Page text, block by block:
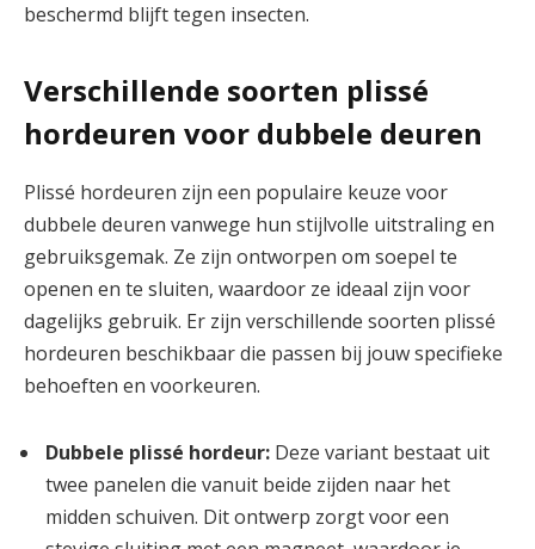
beschermd blijft tegen insecten.
Verschillende soorten plissé
hordeuren voor dubbele deuren
Plissé hordeuren zijn een populaire keuze voor
dubbele deuren vanwege hun stijlvolle uitstraling en
gebruiksgemak. Ze zijn ontworpen om soepel te
openen en te sluiten, waardoor ze ideaal zijn voor
dagelijks gebruik. Er zijn verschillende soorten plissé
hordeuren beschikbaar die passen bij jouw specifieke
behoeften en voorkeuren.
Dubbele plissé hordeur: Deze variant bestaat uit
twee panelen die vanuit beide zijden naar het
midden schuiven. Dit ontwerp zorgt voor een